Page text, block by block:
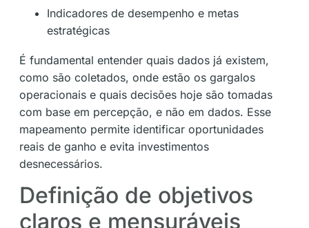
Indicadores de desempenho e metas
estratégicas
É fundamental entender quais dados já existem,
como são coletados, onde estão os gargalos
operacionais e quais decisões hoje são tomadas
com base em percepção, e não em dados. Esse
mapeamento permite identificar oportunidades
reais de ganho e evita investimentos
desnecessários.
Definição de objetivos
claros e mensuráveis